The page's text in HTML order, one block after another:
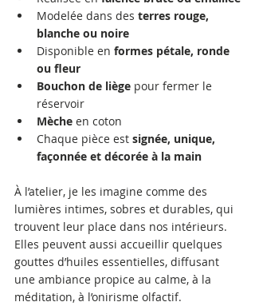
Modelée dans des terres rouge,
blanche ou noire
Disponible en formes pétale, ronde
ou fleur
Bouchon de liège pour fermer le
réservoir
Mèche en coton
Chaque pièce est signée, unique,
façonnée et décorée à la main
À l’atelier, je les imagine comme des
lumières intimes, sobres et durables, qui
trouvent leur place dans nos intérieurs.
Elles peuvent aussi accueillir quelques
gouttes d’huiles essentielles, diffusant
une ambiance propice au calme, à la
méditation, à l’onirisme olfactif.